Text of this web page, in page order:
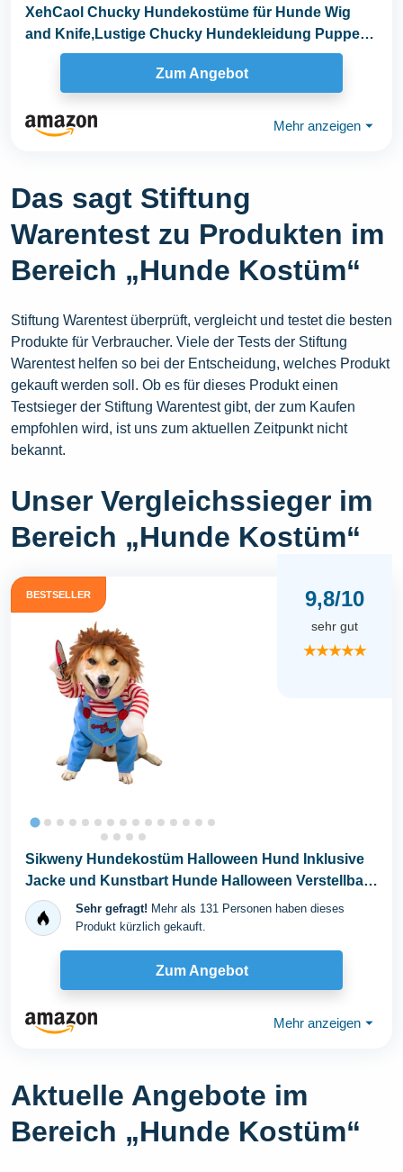
XehCaol Chucky Hundekostüme für Hunde Wig
and Knife,Lustige Chucky Hundekleidung Puppe
Halloween...
Zum Angebot
Mehr anzeigen ⏷
Das sagt Stiftung
Warentest zu Produkten im
Bereich „Hunde Kostüm“
Stiftung Warentest überprüft, vergleicht und testet die besten
Produkte für Verbraucher. Viele der Tests der Stiftung
Warentest helfen so bei der Entscheidung, welches Produkt
gekauft werden soll. Ob es für dieses Produkt einen
Testsieger der Stiftung Warentest gibt, der zum Kaufen
empfohlen wird, ist uns zum aktuellen Zeitpunkt nicht
bekannt.
Unser Vergleichssieger im
Bereich „Hunde Kostüm“
BESTSELLER 9,8/10
sehr gut
★★★★★
Sikweny Hundekostüm Halloween Hund Inklusive
Jacke und Kunstbart Hunde Halloween Verstellbar
Dog...
Sehr gefragt! Mehr als 131 Personen haben dieses
Produkt kürzlich gekauft.
Zum Angebot
Mehr anzeigen ⏷
Aktuelle Angebote im
Bereich „Hunde Kostüm“